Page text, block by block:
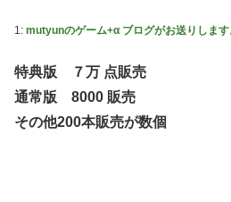
株式投資、若年男性の自信喪失の
の求刑←これ…
【ウマ娘】セイちゃんの攻撃力を
とーーーーーーーーにおもんな
薬剤処方…被災者向け大浴場も！
【悲報】コメ農家「高市総理には
農家も
【有能】政府「トラックはサー
1: mutyunのゲーム+α ブログがお送りします
特典版 ７万 点販売
通常版 8000 販売
その他200本販売が数個